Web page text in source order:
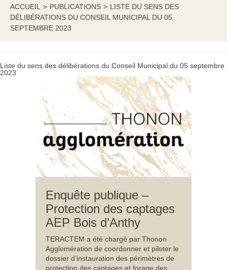
ACCUEIL > PUBLICATIONS > LISTE DU SENS DES
DÉLIBÉRATIONS DU CONSEIL MUNICIPAL DU 05
SEPTEMBRE 2023
Liste du sens des délibérations du Conseil Municipal du 05 septembre
2023
Enquête publique –
Protection des captages
AEP Bois d’Anthy
TERACTEM a été chargé par Thonon
Agglomération de coordonner et piloter le
dossier d’instauration des périmètres de
protection des captages et forage des